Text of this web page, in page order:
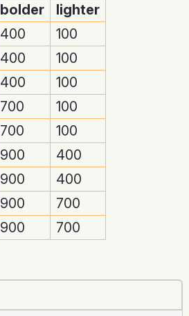
bolder
lighter
400
100
400
100
400
100
700
100
700
100
900
400
900
400
900
700
900 700